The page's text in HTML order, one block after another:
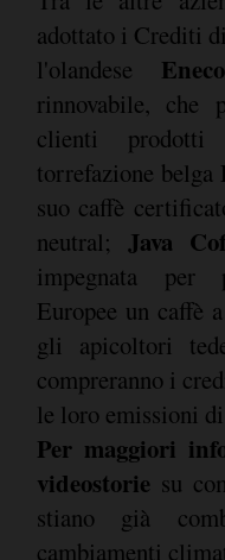
adottato i Crediti
l'olandese Eneco
rinnovabile,
clienti
torrefazione belga
suo caffè
neutral; Java
impegnata per
Europee un caffè
gli apicoltori
compreranno i
le loro emissioni
Per maggiori
videostorie su
stiano già
cambiamenti